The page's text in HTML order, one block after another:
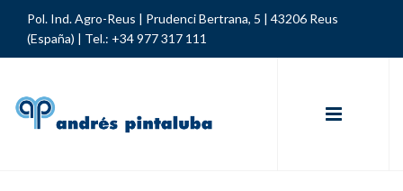
Pol. Ind. Agro-Reus | Prudenci Bertrana, 5 | 43206 Reus
(España) | Tel.: +34 977 317 111